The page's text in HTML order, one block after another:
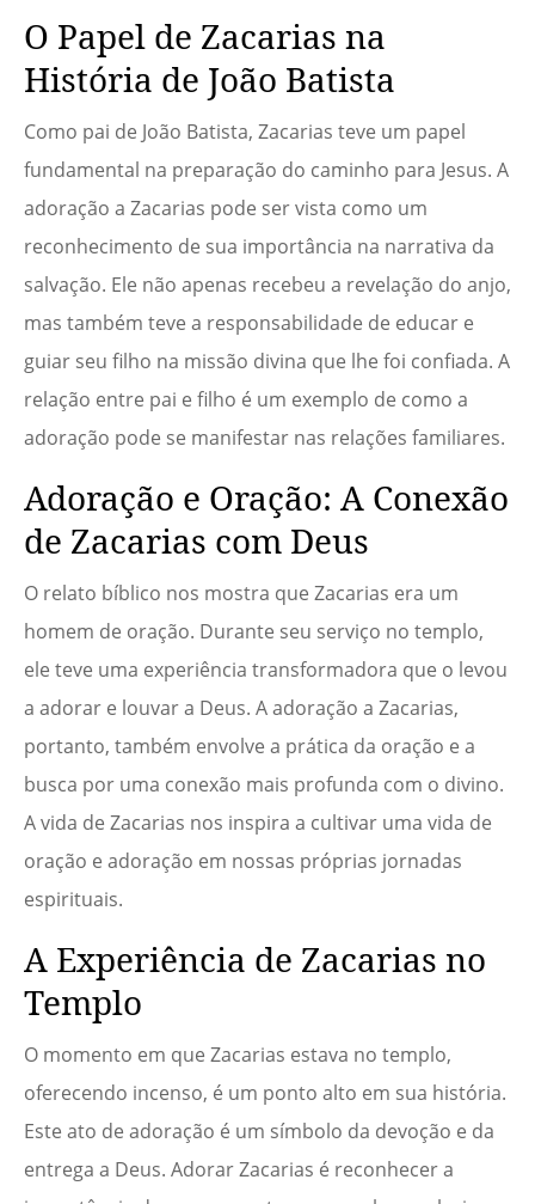
O Papel de Zacarias na
História de João Batista
Como pai de João Batista, Zacarias teve um papel
fundamental na preparação do caminho para Jesus. A
adoração a Zacarias pode ser vista como um
reconhecimento de sua importância na narrativa da
salvação. Ele não apenas recebeu a revelação do anjo,
mas também teve a responsabilidade de educar e
guiar seu filho na missão divina que lhe foi confiada. A
relação entre pai e filho é um exemplo de como a
adoração pode se manifestar nas relações familiares.
Adoração e Oração: A Conexão
de Zacarias com Deus
O relato bíblico nos mostra que Zacarias era um
homem de oração. Durante seu serviço no templo,
ele teve uma experiência transformadora que o levou
a adorar e louvar a Deus. A adoração a Zacarias,
portanto, também envolve a prática da oração e a
busca por uma conexão mais profunda com o divino.
A vida de Zacarias nos inspira a cultivar uma vida de
oração e adoração em nossas próprias jornadas
espirituais.
A Experiência de Zacarias no
Templo
O momento em que Zacarias estava no templo,
oferecendo incenso, é um ponto alto em sua história.
Este ato de adoração é um símbolo da devoção e da
entrega a Deus. Adorar Zacarias é reconhecer a